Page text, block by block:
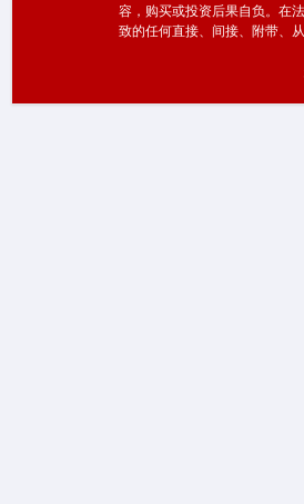
容，购买或投资后果自负。在
致的任何直接、间接、附带、